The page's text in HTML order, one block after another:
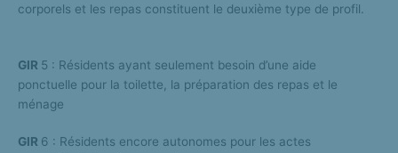
corporels et les repas constituent le deuxième type de profil.
GIR 5 : Résidents ayant seulement besoin d’une aide
ponctuelle pour la toilette, la préparation des repas et le
ménage
GIR 6 : Résidents encore autonomes pour les actes